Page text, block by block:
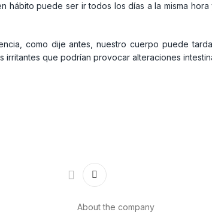
hábito puede ser ir todos los días a la misma
como dije antes, nuestro cuerpo puede
que podrían provocar alteraciones
About the company